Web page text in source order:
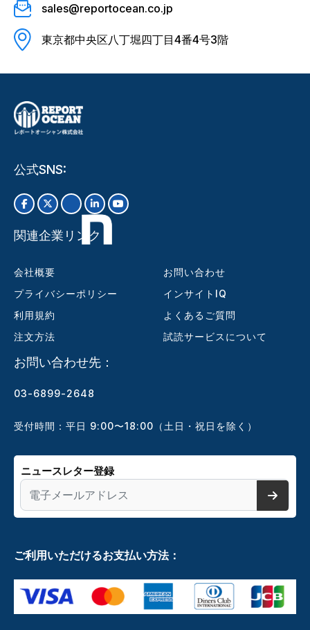
sales@reportocean.co.jp
東京都中央区八丁堀四丁目4番4号3階
公式SNS:
関連企業リンク
会社概要
プライバシーポリシー
利用規約
注文方法
お問い合わせ
インサイトIQ
よくあるご質問
試読サービスについて
お問い合わせ先：
03-6899-2648
受付時間：平日 9:00〜18:00（土日・祝日を除く）
ニュースレター登録
ご利用いただけるお支払い方法：